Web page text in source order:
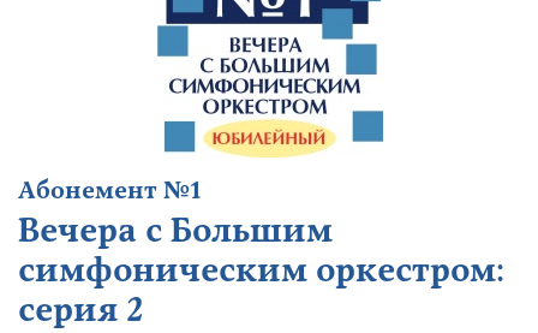
Абонемент №1
Вечера с Большим
симфоническим оркестром:
серия 2